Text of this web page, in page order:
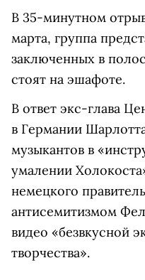
В 35-минутном
марта, группа
заключенных в
стоят на эшафоте.
В ответ экс-глава
в Германии
музыкантов в «
умалении Холокоста
немецкого
антисемитизмом
видео «безвкусной
творчества».